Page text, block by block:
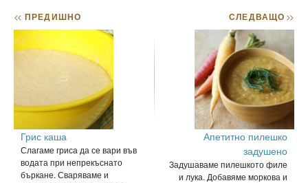
<< ПРЕДИШНО
Грис каша
Слагаме гриса да се вари във
водата при непрекъснато
бъркане. Сваряваме и
СЛЕДВАЩО>>
Апетитно пилешко
задушено
Задушаваме пилешкото филе
и лука. Добавяме моркова и